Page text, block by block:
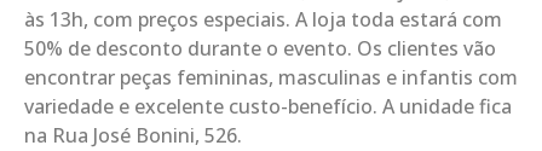
às 13h, com preços especiais. A loja toda estará com
50% de desconto durante o evento. Os clientes vão
encontrar peças femininas, masculinas e infantis com
variedade e excelente custo-benefício. A unidade fica
na Rua José Bonini, 526.